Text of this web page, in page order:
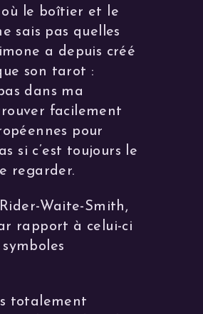
le boîtier et le
sais pas quelles
a depuis créé
son tarot :
dans ma
facilement
pour
si c’est toujours le
regarder.
Waite-Smith,
rapport à celui-ci
totalement